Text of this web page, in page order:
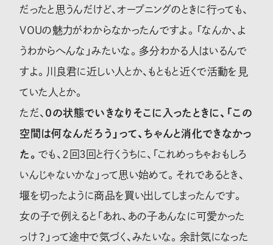
だったと思うんだけど、オープニングのときに行っても、
VOUの魅力がわからなかったんですよ。「なんか、よ
うわからへんな」みたいな。多分わかる人はいるんで
すよ。川良君に近しい人とか、もともと近くで活動を見
ていた人とか。
ただ、 0の状態でいきなりそこに入ったときに、「この
空間は何なんだろう」って、ちゃんと消化できなかっ
た。でも、2回3回と行くうちに、「これめっちゃおもしろ
いんじゃないかな」って思い始めて。それであるとき、
堰を切ったように商品を買い出してしまったんです。
女の子で例えると「あれ、あの子あんなに可愛かった
っけ？」って途中で気づく、みたいな。余計気になった